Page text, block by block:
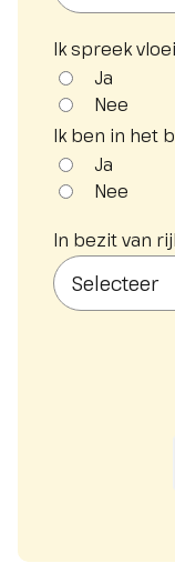
Ik spreek
Ja
Nee
Ik ben in het
Ja
Nee
In bezit van